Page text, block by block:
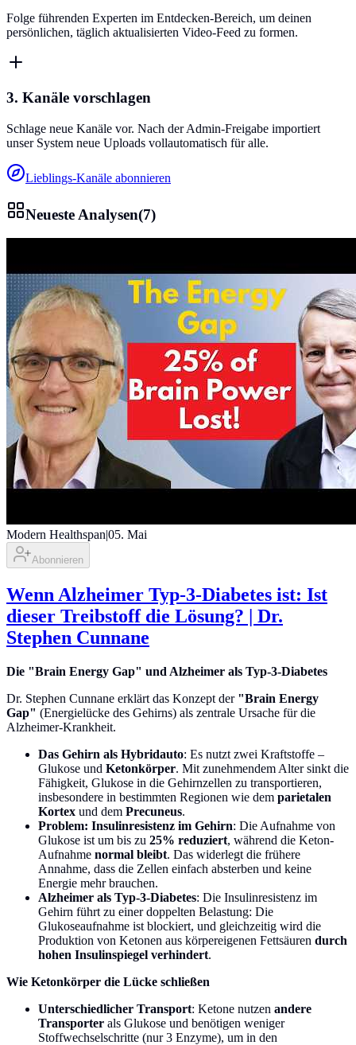
Folge führenden Experten im Entdecken-Bereich, um deinen
persönlichen, täglich aktualisierten Video-Feed zu formen.
3. Kanäle vorschlagen
Schlage neue Kanäle vor. Nach der Admin-Freigabe importiert
unser System neue Uploads vollautomatisch für alle.
Lieblings-Kanäle abonnieren
Neueste Analysen(7)
Modern Healthspan|05. Mai
Abonnieren
Wenn Alzheimer Typ-3-Diabetes ist: Ist
dieser Treibstoff die Lösung? | Dr.
Stephen Cunnane
Die "Brain Energy Gap" und Alzheimer als Typ-3-Diabetes
Dr. Stephen Cunnane erklärt das Konzept der "Brain Energy
Gap" (Energielücke des Gehirns) als zentrale Ursache für die
Alzheimer-Krankheit.
Das Gehirn als Hybridauto: Es nutzt zwei Kraftstoffe –
Glukose und Ketonkörper. Mit zunehmendem Alter sinkt die
Fähigkeit, Glukose in die Gehirnzellen zu transportieren,
insbesondere in bestimmten Regionen wie dem parietalen
Kortex und dem Precuneus.
Problem: Insulinresistenz im Gehirn: Die Aufnahme von
Glukose ist um bis zu 25% reduziert, während die Keton-
Aufnahme normal bleibt. Das widerlegt die frühere
Annahme, dass die Zellen einfach absterben und keine
Energie mehr brauchen.
Alzheimer als Typ-3-Diabetes: Die Insulinresistenz im
Gehirn führt zu einer doppelten Belastung: Die
Glukoseaufnahme ist blockiert, und gleichzeitig wird die
Produktion von Ketonen aus körpereigenen Fettsäuren durch
hohen Insulinspiegel verhindert.
Wie Ketonkörper die Lücke schließen
Unterschiedlicher Transport: Ketone nutzen andere
Transporter als Glukose und benötigen weniger
Stoffwechselschritte (nur 3 Enzyme), um in den